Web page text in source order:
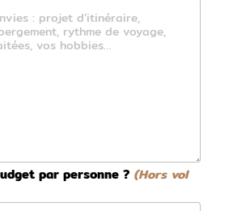
par personne ? (Hors vol